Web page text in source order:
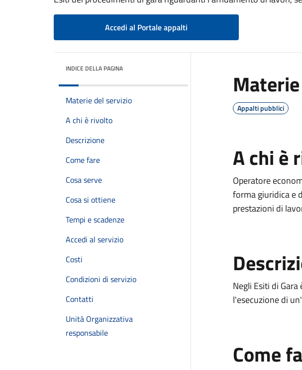
Accedi al Portale appalti
INDICE DELLA PAGINA
Materie del servizio
A chi è rivolto
Descrizione
Come fare
Cosa serve
Cosa si ottiene
Tempi e scadenze
Accedi al servizio
Costi
Condizioni di servizio
Contatti
Unità Organizzativa
responsabile
Appalti pubblici
A chi è
Operatore
forma giuridica e
prestazioni di
Negli Esiti di
l'esecuzione di
Come